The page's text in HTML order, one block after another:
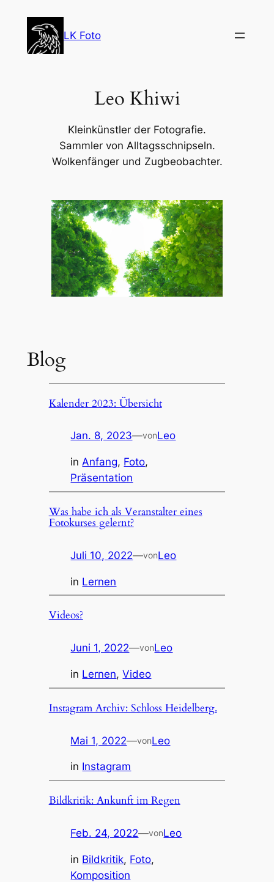
springen
LK Foto
Leo Khiwi
Kleinkünstler der Fotografie.
Sammler von Alltagsschnipseln.
Wolkenfänger und Zugbeobachter.
Blog
Kalender 2023: Übersicht
Jan. 8, 2023—vonLeo
inAnfang, Foto
Präsentation
Was habe ich als Veranstalter eines
Fotokurses gelernt?
Juli 10, 2022—vonLeo
in Lernen
Videos?
Juni 1, 2022—vonLeo
in Lernen, Video
Instagram Archiv: Schloss Heidelberg.
Mai 1, 2022—vonLeo
in Instagram
Bildkritik: Ankunft im Regen
Feb. 24, 2022—vonLeo
in Bildkritik, Foto
Komposition